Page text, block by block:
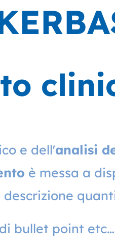
e dell'analisi
è messa a
descrizione
bullet point etc…